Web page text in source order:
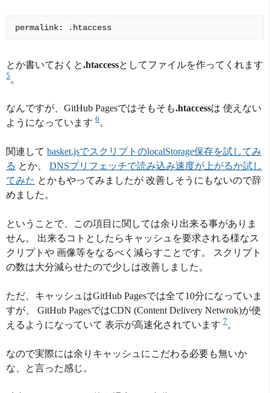
とか書いておくと.htaccessとしてファイルを作ってくれます
5 。
なんですが、GitHub Pagesではそもそも.htaccessは 使えない
ようになっています 6 。
関連して basket.jsでスクリプトのlocalStorage保存を試してみ
る とか、 DNSプリフェッチで読み込み速度が上がるか試し
てみた とかもやってみましたが 改善しそうにもないので辞
めました。
ということで、この項目に関しては余り出来る事がありま
せん。 出来るコトとしたらキャッシュを要求される様なス
クリプトや 画像等をなるべく減らすことです。 スクリプト
の数は大分減らせたので少しは改善しました。
ただ、キャッシュはGitHub Pagesでは全て10分になっていま
すが、 GitHub PagesではCDN (Content Delivery Netwrok)が使
えるようになっていて 表示が高速化されています 7 。
なので実際には余りキャッシュにこだわる必要も無いか
な、と言った感じ。